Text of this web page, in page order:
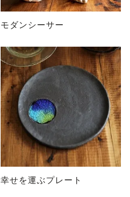
モダンシーサー
幸せを運ぶプレート